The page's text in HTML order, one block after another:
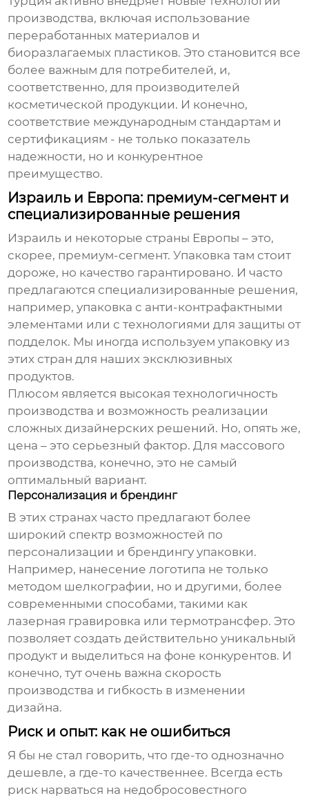
производства, включая использование
переработанных материалов и
биоразлагаемых пластиков. Это становится все
более важным для потребителей, и,
соответственно, для производителей
косметической продукции. И конечно,
соответствие международным стандартам и
сертификациям - не только показатель
надежности, но и конкурентное
преимущество.
Израиль и Европа: премиум-сегмент и
специализированные решения
Израиль и некоторые страны Европы – это,
скорее, премиум-сегмент. Упаковка там стоит
дороже, но качество гарантировано. И часто
предлагаются специализированные решения,
например, упаковка с анти-контрафактными
элементами или с технологиями для защиты от
подделок. Мы иногда используем упаковку из
этих стран для наших эксклюзивных
продуктов.
Плюсом является высокая технологичность
производства и возможность реализации
сложных дизайнерских решений. Но, опять же,
цена – это серьезный фактор. Для массового
производства, конечно, это не самый
оптимальный вариант.
Персонализация и брендинг
В этих странах часто предлагают более
широкий спектр возможностей по
персонализации и брендингу упаковки.
Например, нанесение логотипа не только
методом шелкографии, но и другими, более
современными способами, такими как
лазерная гравировка или термотрансфер. Это
позволяет создать действительно уникальный
продукт и выделиться на фоне конкурентов. И
конечно, тут очень важна скорость
производства и гибкость в изменении
дизайна.
Риск и опыт: как не ошибиться
Я бы не стал говорить, что где-то однозначно
дешевле, а где-то качественнее. Всегда есть
риск нарваться на недобросовестного